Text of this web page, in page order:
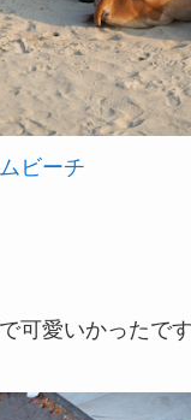
ビーチ
可愛いかった